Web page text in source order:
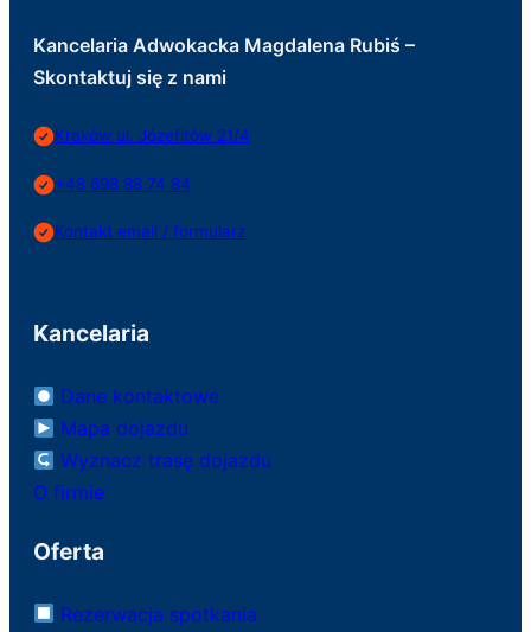
Kancelaria Adwokacka Magdalena Rubiś –
Skontaktuj się z nami
Kraków ul. Józefitów 21/4
+48 698 88 74 84
Kontakt email / formularz
Kancelaria
Dane kontaktowe
Mapa dojazdu
Wyznacz trasę dojazdu
O firmie
Oferta
Rezerwacja spotkania